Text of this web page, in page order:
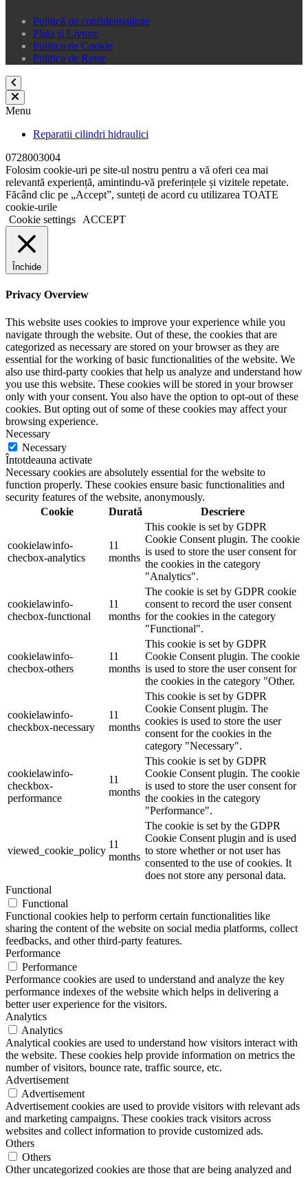
Politică de confidențialitate
Plata si Livrare
Politica de Cookie
Politica de Retur
Menu
Reparatii cilindri hidraulici
0728003004
Folosim cookie-uri pe site-ul nostru pentru a vă oferi cea mai
relevantă experiență, amintindu-vă preferințele și vizitele repetate.
Făcând clic pe „Accept”, sunteți de acord cu utilizarea TOATE
cookie-urile
Cookie settings
ACCEPT
Închide
Privacy Overview
This website uses cookies to improve your experience while you
navigate through the website. Out of these, the cookies that are
categorized as necessary are stored on your browser as they are
essential for the working of basic functionalities of the website. We
also use third-party cookies that help us analyze and understand how
you use this website. These cookies will be stored in your browser
only with your consent. You also have the option to opt-out of these
cookies. But opting out of some of these cookies may affect your
browsing experience.
Necessary
Necessary
Întotdeauna activate
Necessary cookies are absolutely essential for the website to
function properly. These cookies ensure basic functionalities and
security features of the website, anonymously.
Cookie
Durată Descriere
cookielawinfo-
checbox-analytics
11
months
This cookie is set by GDPR
Cookie Consent plugin. The cookie
is used to store the user consent for
the cookies in the category
"Analytics".
cookielawinfo-
checbox-functional
11
months
The cookie is set by GDPR cookie
consent to record the user consent
for the cookies in the category
"Functional".
cookielawinfo-
checbox-others
11
months
This cookie is set by GDPR
Cookie Consent plugin. The cookie
is used to store the user consent for
the cookies in the category "Other.
cookielawinfo-
checkbox-necessary
11
months
This cookie is set by GDPR
Cookie Consent plugin. The
cookies is used to store the user
consent for the cookies in the
category "Necessary".
cookielawinfo-
checkbox-
performance
11
months
This cookie is set by GDPR
Cookie Consent plugin. The cookie
is used to store the user consent for
the cookies in the category
"Performance".
viewed_cookie_policy
11
months
The cookie is set by the GDPR
Cookie Consent plugin and is used
to store whether or not user has
consented to the use of cookies. It
does not store any personal data.
Functional
Functional
Functional cookies help to perform certain functionalities like
sharing the content of the website on social media platforms, collect
feedbacks, and other third-party features.
Performance
Performance
Performance cookies are used to understand and analyze the key
performance indexes of the website which helps in delivering a
better user experience for the visitors.
Analytics
Analytics
Analytical cookies are used to understand how visitors interact with
the website. These cookies help provide information on metrics the
number of visitors, bounce rate, traffic source, etc.
Advertisement
Advertisement
Advertisement cookies are used to provide visitors with relevant ads
and marketing campaigns. These cookies track visitors across
websites and collect information to provide customized ads.
Others
Others
Other uncategorized cookies are those that are being analyzed and